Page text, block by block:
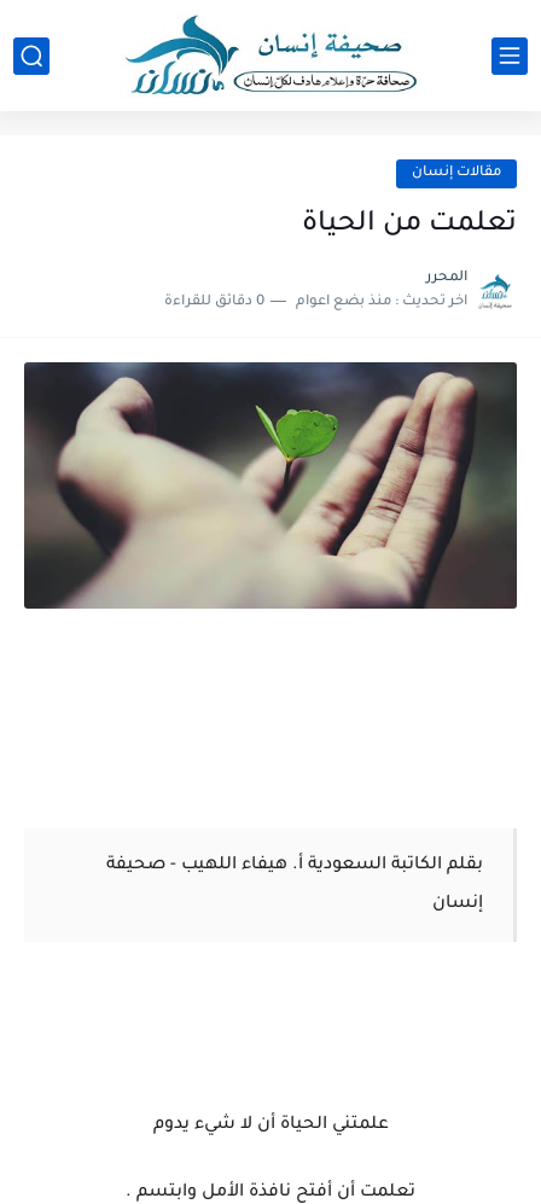
مقالات إنسان
‏تعلمت من الحياة
المحرر
اخر تحديث : منذ بضع اعوام 0 دقائق للقراءة
بقلم الكاتبة السعودية أ. هيفاء اللهيب - صحيفة
إنسان
علمتني الحياة أن لا شيء يدوم
‏تعلمت أن أفتح نافذة الأمل وابتسم .